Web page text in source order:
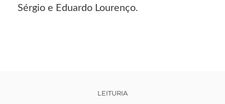
Sérgio e Eduardo Lourenço.
LEITURIA